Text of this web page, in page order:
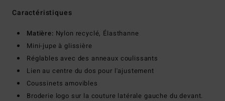
Caractéristiques
Matière: Nylon recyclé, Élasthanne
Mini-jupe à glissière
Réglables avec des anneaux coulissants
Lien au centre du dos pour l'ajustement
Coussinets amovibles
Broderie logo sur la couture latérale gauche du devant.